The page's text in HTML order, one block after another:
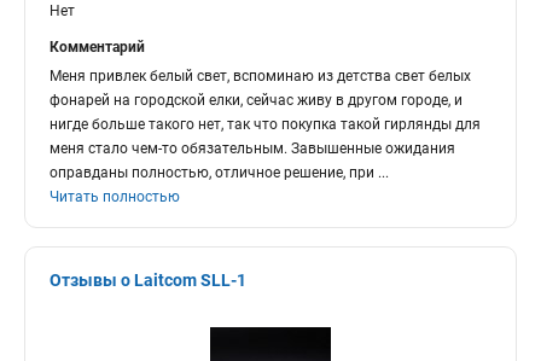
Нет
Комментарий
Меня привлек белый свет, вспоминаю из детства свет белых
фонарей на городской елки, сейчас живу в другом городе, и
нигде больше такого нет, так что покупка такой гирлянды для
меня стало чем-то обязательным. Завышенные ожидания
оправданы полностью, отличное решение, при ...
Читать полностью
Отзывы о Laitcom SLL-1